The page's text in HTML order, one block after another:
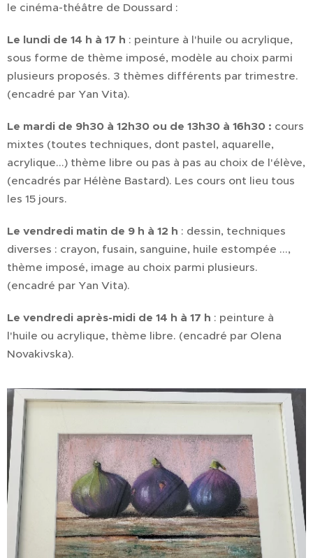
le cinéma-théâtre de Doussard :
Le lundi de 14 h à 17 h : peinture à l'huile ou acrylique,
sous forme de thème imposé, modèle au choix parmi
plusieurs proposés. 3 thèmes différents par trimestre.
(encadré par Yan Vita).
Le mardi de 9h30 à 12h30 ou de 13h30 à 16h30 : cours
mixtes (toutes techniques, dont pastel, aquarelle,
acrylique...) thème libre ou pas à pas au choix de l'élève,
(encadrés par Hélène Bastard). Les cours ont lieu tous
les 15 jours.
Le vendredi matin de 9 h à 12 h : dessin, techniques
diverses : crayon, fusain, sanguine, huile estompée ...,
thème imposé, image au choix parmi plusieurs.
(encadré par Yan Vita).
Le vendredi après-midi de 14 h à 17 h : peinture à
l'huile ou acrylique, thème libre. (encadré par Olena
Novakivska).